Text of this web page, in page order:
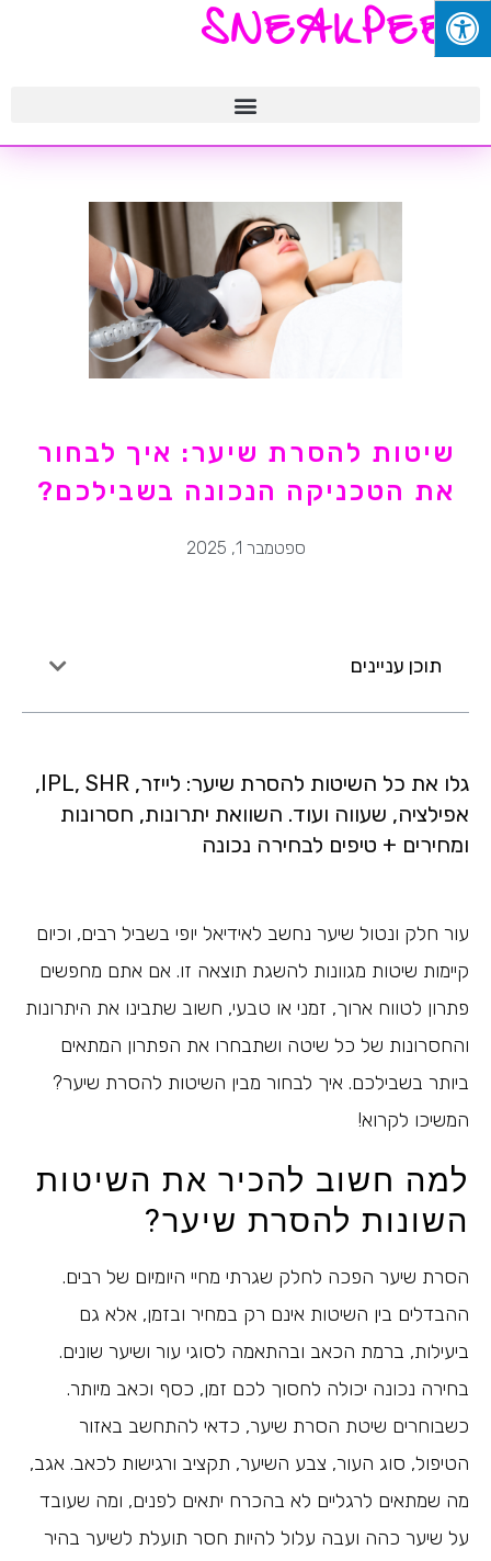
SNEAKPEEK
שיטות להסרת שיער: איך לבחור
את הטכניקה הנכונה בשבילכם?
ספטמבר 1, 2025
תוכן עניינים
גלו את כל השיטות להסרת שיער: לייזר, IPL, SHR,
אפילציה, שעווה ועוד. השוואת יתרונות, חסרונות
ומחירים + טיפים לבחירה נכונה
עור חלק ונטול שיער נחשב לאידיאל יופי בשביל רבים, וכיום
קיימות שיטות מגוונות להשגת תוצאה זו. אם אתם מחפשים
פתרון לטווח ארוך, זמני או טבעי, חשוב שתבינו את היתרונות
והחסרונות של כל שיטה ושתבחרו את הפתרון המתאים
ביותר בשבילכם. איך לבחור מבין השיטות להסרת שיער?
המשיכו לקרוא!
למה חשוב להכיר את השיטות
השונות להסרת שיער?
הסרת שיער הפכה לחלק שגרתי מחיי היומיום של רבים.
ההבדלים בין השיטות אינם רק במחיר ובזמן, אלא גם
ביעילות, ברמת הכאב ובהתאמה לסוגי עור ושיער שונים.
בחירה נכונה יכולה לחסוך לכם זמן, כסף וכאב מיותר.
כשבוחרים שיטת הסרת שיער, כדאי להתחשב באזור
הטיפול, סוג העור, צבע השיער, תקציב ורגישות לכאב. אגב,
מה שמתאים לרגליים לא בהכרח יתאים לפנים, ומה שעובד
על שיער כהה ועבה עלול להיות חסר תועלת לשיער בהיר